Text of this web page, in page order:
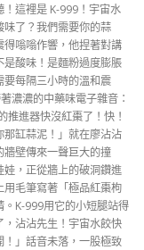
這裡是 K-999！宇宙水
了？我們需要你的蒜
嗡嗡作響，他捏著對講
酸味！是麵粉過度膨脹
每隔三小時的溫和震
濃濃的中藥味電子雜音：
進器快沒紅棗了！快！
缸蒜泥！」就在廖沾沾
壁傳來一聲巨大的撞
，正從牆上的破洞鑽進
毛筆寫著「極品紅棗枸
K-999用它的小短腿站得
沾沾先生！宇宙水餃快
」話音未落，一股極致